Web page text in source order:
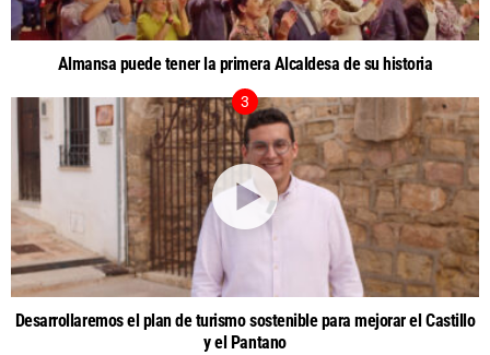
Almansa puede tener la primera Alcaldesa de su historia
Desarrollaremos el plan de turismo sostenible para mejorar el Castillo
y el Pantano